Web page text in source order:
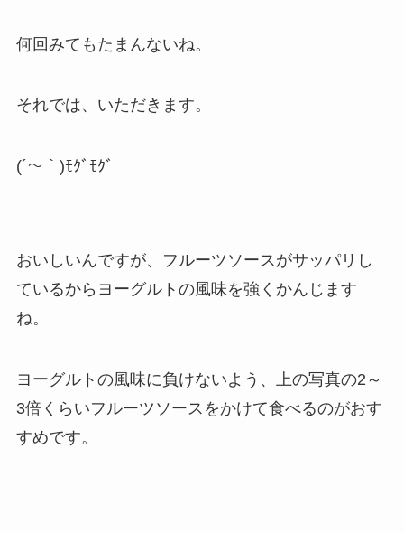
何回みてもたまんないね。
それでは、いただきます。
(´～｀)ﾓｸﾞﾓｸﾞ
おいしいんですが、フルーツソースがサッパリし
ているからヨーグルトの風味を強くかんじます
ね。
ヨーグルトの風味に負けないよう、上の写真の2～
3倍くらいフルーツソースをかけて食べるのがおす
すめです。